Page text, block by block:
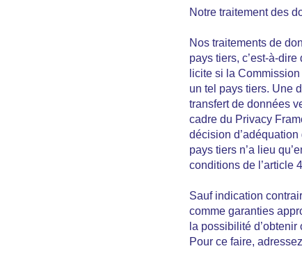
Notre traitement des
Nos traitements de
pays tiers, c’est-à-
licite si la
un tel pays tiers. Une
transfert de données
cadre du Privacy
décision
pays tiers n’a lieu
conditions de l’article
Sauf indication
comme garanties
la possibilité
Pour ce faire,